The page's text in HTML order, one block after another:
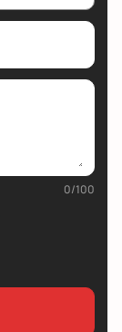
0/100